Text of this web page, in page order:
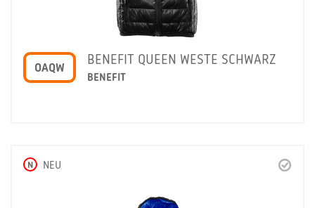
OAQW
BENEFIT QUEEN WESTE SCHWARZ
BENEFIT
N NEU